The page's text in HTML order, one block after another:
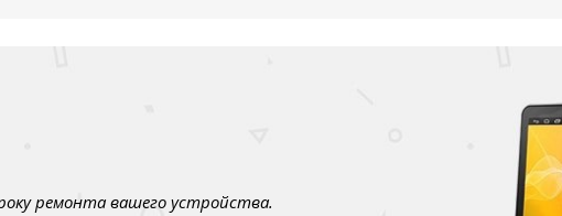
ремонта вашего устройства.